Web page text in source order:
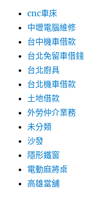
cnc車床
中壢電腦維修
台中機車借款
台北免留車借錢
台北廚具
台北機車借款
土地借款
外勞仲介業務
未分類
沙發
隱形鐵窗
電動麻將桌
高雄當舖